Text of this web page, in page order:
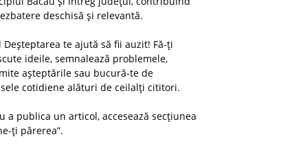
deschisă și relevantă.
Deșteptarea te ajută să fii auzit! Fă-ți
ideile, semnalează problemele,
așteptările sau bucură-te de
cotidiene alături de ceilalți cititori.
a publica un articol, accesează secțiunea
ți părerea”.